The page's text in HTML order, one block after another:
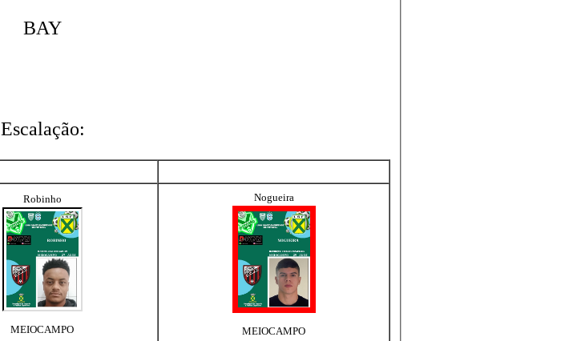
BAY
Escalação:
Robinho
MEIOCAMPO
Nogueira
MEIOCAMPO